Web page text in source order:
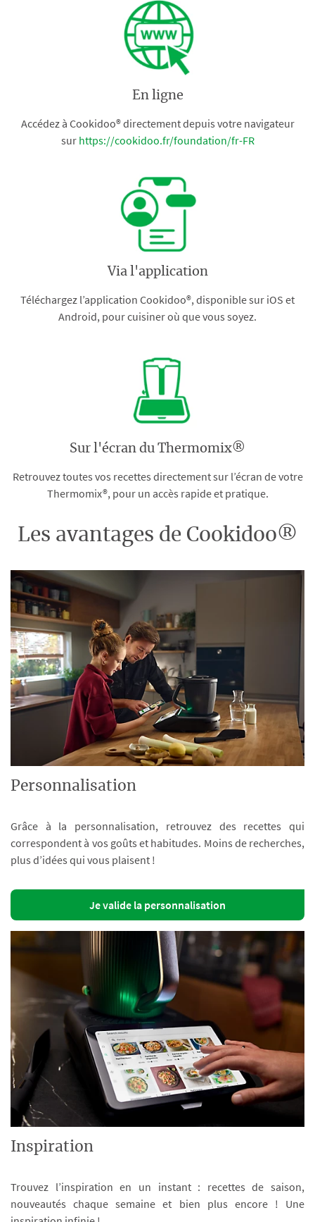
En ligne
Accédez à Cookidoo® directement depuis votre navigateur
sur https://cookidoo.fr/foundation/fr-FR
Via l'application
Téléchargez l’application Cookidoo®, disponible sur iOS et
Android, pour cuisiner où que vous soyez.
Sur l'écran du Thermomix®
Retrouvez toutes vos recettes directement sur l’écran de votre
Thermomix®, pour un accès rapide et pratique.
Les avantages de Cookidoo®
Personnalisation
Grâce à la personnalisation, retrouvez des recettes qui
correspondent à vos goûts et habitudes. Moins de recherches,
plus d’idées qui vous plaisent !
Je valide la personnalisation
Inspiration
Trouvez l’inspiration en un instant : recettes de saison,
nouveautés chaque semaine et bien plus encore ! Une